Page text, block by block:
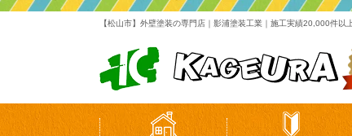
【松山市】外壁塗装の専門店｜影浦塗装工業｜施工実績20,000件以